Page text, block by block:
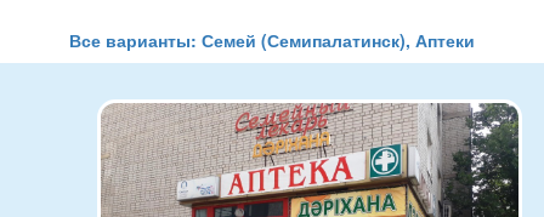
Все варианты: Семей (Семипалатинск), Аптеки